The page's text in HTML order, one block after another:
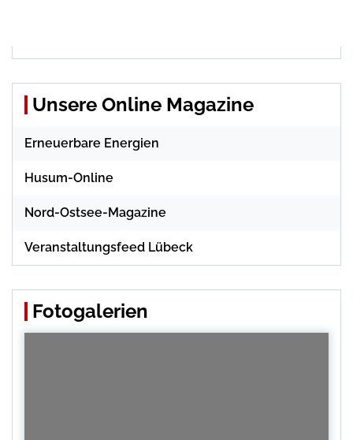
Unsere Online Magazine
Erneuerbare Energien
Husum-Online
Nord-Ostsee-Magazine
Veranstaltungsfeed Lübeck
Fotogalerien